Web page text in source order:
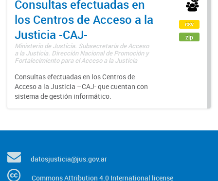
Consultas efectuadas en
los Centros de Acceso a la
Justicia -CAJ-
Ministerio de Justicia. Subsecretaría de Acceso
a la Justicia. Dirección Nacional de Promoción y
Fortalecimiento para el Acceso a la Justicia
Consultas efectuadas en los Centros de
Acceso a la Justicia –CAJ- que cuentan con
sistema de gestión informático.
csv
zip
datosjusticia@jus.gov.ar
Commons Attribution 4.0 International license